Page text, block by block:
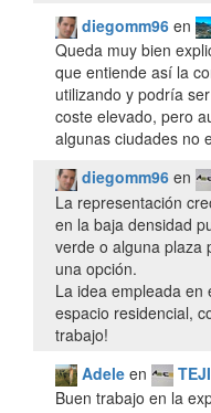
diegomm96 en
Queda muy bien
que entiende así la
utilizando y podría
coste elevado, pero
algunas ciudades no
diegomm96 en
La representación
en la baja densidad
verde o alguna plaza
una opción.
La idea empleada
espacio residencial,
trabajo!
Adele en
Buen trabajo en la